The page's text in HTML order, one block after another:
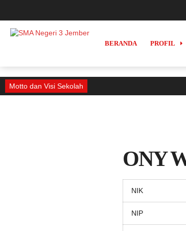
BERANDA PROFIL
Motto dan Visi Sekolah
ONY
NIK
NIP